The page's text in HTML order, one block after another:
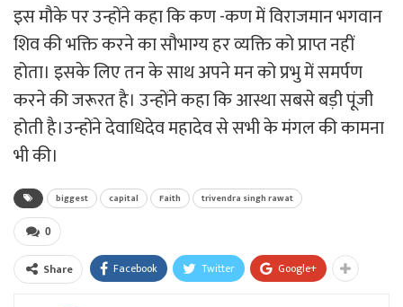
इस मौके परउन्होंने कहा कि कण -कण में विराजमान भगवान
शिव की भक्ति करने का सौभाग्य हर व्यक्ति को प्राप्त नहीं
होता। इसके लिए तन के साथ अपने मन को प्रभु में समर्पण
करने की जरूरत है। उन्होंने कहा कि आस्था सबसे बड़ी पूंजी
होती है।उन्होंने देवाधिदेव महादेव से सभी के मंगल की कामना
भी की।
biggest capital Faith trivendra singh rawat
0
Share Facebook Twitter Google+